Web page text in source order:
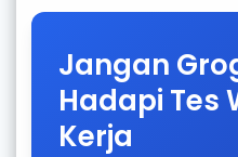
Jangan
Hadapi Tes
Kerja